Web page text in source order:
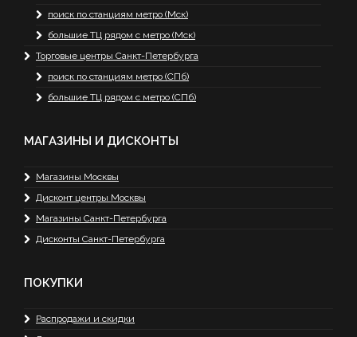
поиск по станциям метро (Мск)
большие ТЦ рядом с метро (Мск)
Торговые центры Санкт-Петербурга
поиск по станциям метро (СПб)
большие ТЦ рядом с метро (СПб)
МАГАЗИНЫ И ДИСКОНТЫ
Магазины Москвы
Дисконт центры Москвы
Магазины Санкт-Петербурга
Дисконты Санкт-Петербурга
ПОКУПКИ
Распродажи и скидки